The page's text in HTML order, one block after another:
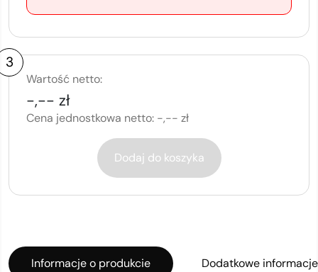
3
Wartość netto:
-,-- zł
Cena jednostkowa netto: -,-- zł
Dodaj do koszyka
Informacje o produkcie Dodatkowe informacje